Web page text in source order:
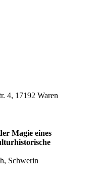
4, 17192 Waren
Magie eines
Schwerin